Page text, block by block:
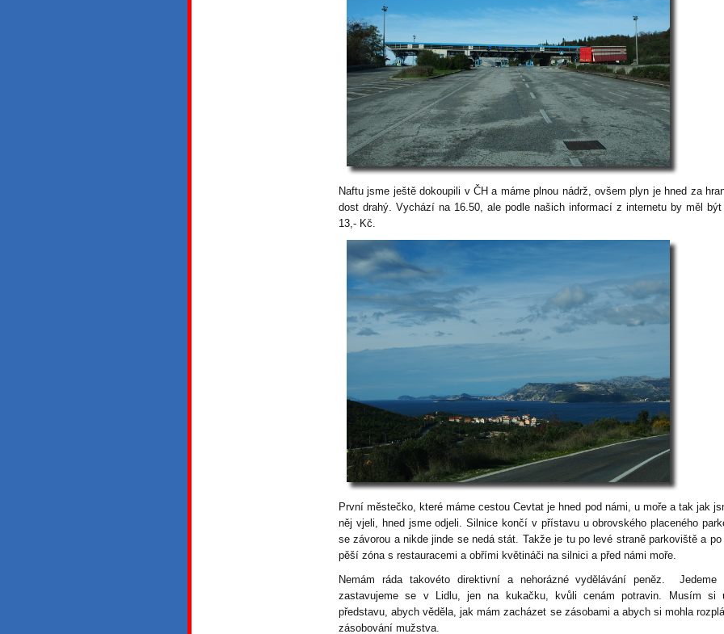
Naftu jsme ještě dokoupili v ČH a máme plnou nádrž, ovšem plyn je hned za
dost drahý. Vychází na 16.50, ale podle našich informací z internetu by měl být
13,- Kč.
První městečko, které máme cestou Cevtat je hned pod námi, u moře a tak jak
něj vjeli, hned jsme odjeli. Silnice končí v přístavu u obrovského placeného
se závorou a nikde jinde se nedá stát. Takže je tu po levé straně parkoviště a po
pěší zóna s restauracemi a obřími květináči na silnici a před námi moře.
Nemám ráda takovéto direktivní a nehorázné vydělávání peněz. Jedeme
zastavujeme se v Lidlu, jen na kukačku, kvůli cenám potravin. Musím si
představu, abych věděla, jak mám zacházet se zásobami a abych si mohla
zásobování mužstva.